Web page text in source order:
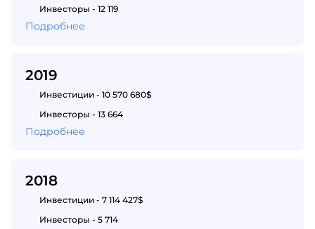
Инвесторы - 12 119
Подробнее
2019
Инвестиции - 10 570 680$
Инвесторы - 13 664
Подробнее
2018
Инвестиции - 7 114 427$
Инвесторы - 5 714